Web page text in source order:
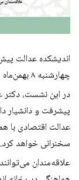
اندیشکده عدالت
چهارشنبه ۸ بهمن‌ماه ۱۴۰۴ ساعت ۱۳ به‌صورت مجازی برگزار می‌کند.
در این نشست، دکتر
پیشرفت و دانشیار
عدالت اقتصادی با
سخنرانی خواهد کرد.
علاقه‌مندان